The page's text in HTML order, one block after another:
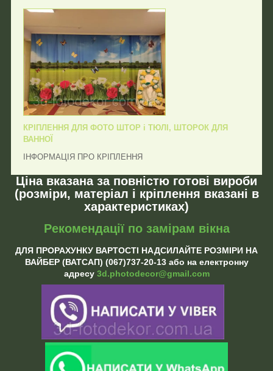
КРІПЛЕННЯ ДЛЯ ФОТО ШТОР і ТЮЛІ, ШТОРОК ДЛЯ
ВАННОЇ
ІНФОРМАЦІЯ ПРО КРІПЛЕННЯ
Ціна вказана за повністю готові вироби
(розміри, матеріал і кріплення вказані в
характеристиках)
Рекомендації по замірам вікна
ДЛЯ ПРОРАХУНКУ ВАРТОСТІ НАДСИЛАЙТЕ РОЗМІРИ НА
ВАЙБЕР (ВАТСАП) (067)737-20-13 або на електронну
адресу 3d.photodecor@gmail.com